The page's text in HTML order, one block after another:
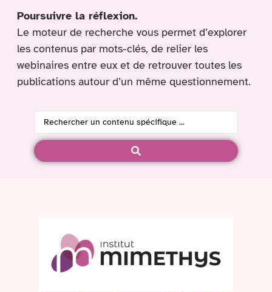
Poursuivre la réflexion.
Le moteur de recherche vous permet d’explorer
les contenus par mots-clés, de relier les
webinaires entre eux et de retrouver toutes les
publications autour d’un même questionnement.